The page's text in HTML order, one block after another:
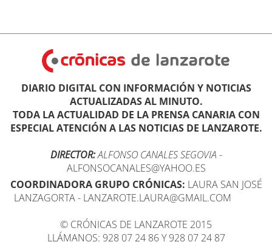
DIARIO DIGITAL CON INFORMACIÓN Y NOTICIAS
ACTUALIZADAS AL MINUTO.
TODA LA ACTUALIDAD DE LA PRENSA CANARIA CON
ESPECIAL ATENCIÓN A LAS NOTICIAS DE LANZAROTE.
DIRECTOR:ALFONSO CANALES SEGOVIA -
ALFONSOCANALES@YAHOO.ES
COORDINADORA GRUPO CRÓNICAS: LAURA SAN JOSÉ
LANZAGORTA - LANZAROTE.LAURA@GMAIL.COM
© CRÓNICAS DE LANZAROTE 2015
LLÁMANOS: 928 07 24 86 Y 928 07 24 87